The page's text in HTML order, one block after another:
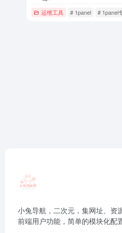
运维工具 # 1panel # 1panel
小兔导航，二次元，集网址、资
前端用户功能，简单的模块化配